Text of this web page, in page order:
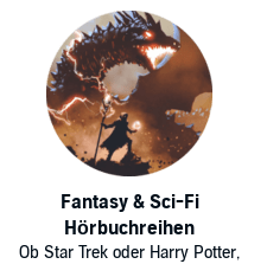
Fantasy & Sci-Fi
Hörbuchreihen
Ob Star Trek oder Harry Potter,